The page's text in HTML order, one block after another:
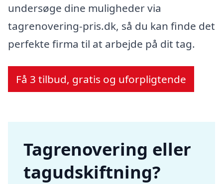
undersøge dine muligheder via
tagrenovering-pris.dk, så du kan finde det
perfekte firma til at arbejde på dit tag.
Få 3 tilbud, gratis og uforpligtende
Tagrenovering eller
tagudskiftning?